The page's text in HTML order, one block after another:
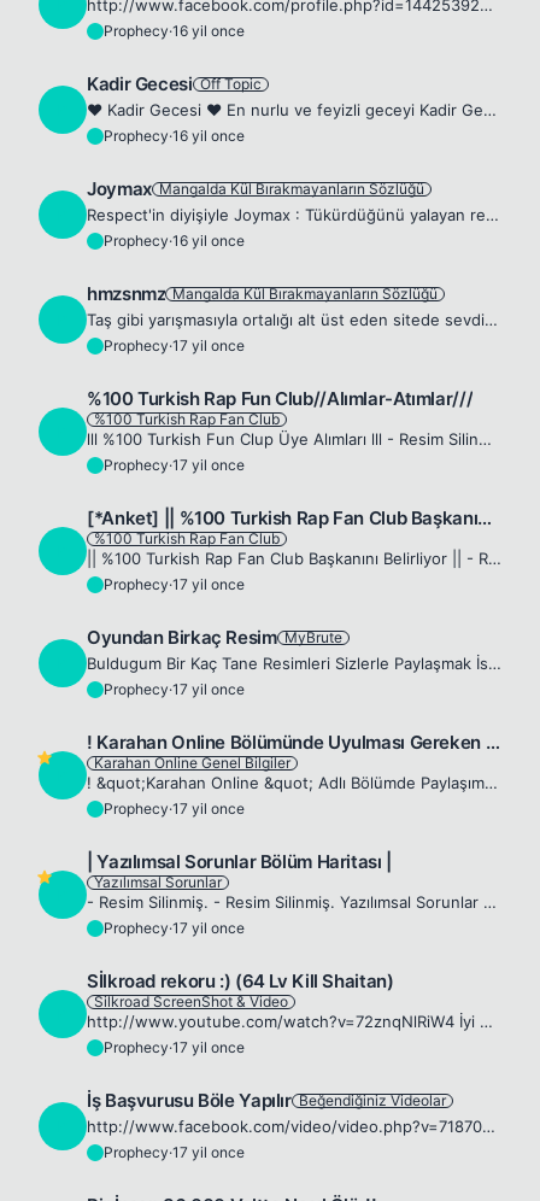
http://www.facebook.com/profile.php?id=1442539229&amp;ref=nf#/video/video.php?v=1027716589741 Yorumlarınız bekliyom 😁
Prophecy·16 yil once
Kadir Gecesi Off Topic
❤️ Kadir Gecesi ❤️ En nurlu ve feyizli geceyi Kadir Gecesinde idrak ederiz. Kur’ân’da adı geçen tek ay Ramazan ayıdır; tek gece de Kadir Gecesidir. Bu bereketli saatlerin şeref ve kıymetini Kâinatın ...
Prophecy·16 yil once
Joymax Mangalda Kül Bırakmayanların Sözlüğü
Respect'in diyişiyle Joymax : Tükürdüğünü yalayan rezil oyun şirketi (Bunun Kadar Anlamlı Bir Cümle Görmedim (: )
Prophecy·16 yil once
hmzsnmz Mangalda Kül Bırakmayanların Sözlüğü
Taş gibi yarışmasıyla ortalığı alt üst eden sitede sevdigim saydığım en kral kişiler arasında yer alan bir abi
Prophecy·17 yil once
%100 Turkish Rap Fun Club//Alımlar-Atımlar///
%100 Turkish Rap Fan Club
lll %100 Turkish Fun Clup Üye Alımları lll - Resim Silinmiş. Resmi Logomuz : yayındadır. Fahri Başkan : Wax Whine Başkan: Prisoners Rank : %100 Turkish Rap Fun Clup Kurallar : %100 Turkish Rap Fub Cl...
Prophecy·17 yil once
[*Anket] || %100 Turkish Rap Fan Club Başkanını Belirliyor |
%100 Turkish Rap Fan Club
|| %100 Turkish Rap Fan Club Başkanını Belirliyor || - Resim Silinmiş. Resmi logomuz:yayındadır Fahri Başkan : Wax Whine %100 Turkish Rap Fan Club Başkanı= ??? Rank : %100 Turkish Rap Fun Clup Kurall...
Prophecy·17 yil once
Oyundan Birkaç Resim MyBrute
Buldugum Bir Kaç Tane Resimleri Sizlerle Paylaşmak İstedim. - Resim Silinmiş.
Prophecy·17 yil once
! Karahan Online Bölümünde Uyulması Gereken Kurallar !
Karahan Online Genel Bilgiler
! &quot;Karahan Online &quot; Adlı Bölümde Paylaşım Yaparken Dikkat Edeceğiniz Kurallar ! 1) Karahan Online ile ilgili olmasına dikkat edin. Karahan Online ile ilgili olsa bile diğer kategorileri göz...
Prophecy·17 yil once
| Yazılımsal Sorunlar Bölüm Haritası |
Yazılımsal Sorunlar
- Resim Silinmiş. - Resim Silinmiş. Yazılımsal Sorunlar Bölüm Haritası Windows 7 Microsoft Hızlı Başlatma ( Speed Launch ) | Yazılımsal Sorunlar Bölüm Haritası | Overclock Nedir ve Nasıl Yapılır? !! ...
Prophecy·17 yil once
Sİlkroad rekoru :) (64 Lv Kill Shaitan)
Silkroad ScreenShot & Video
http://www.youtube.com/watch?v=72znqNlRiW4 İyi Seyirler 🍿
Prophecy·17 yil once
İş Başvurusu Böle Yapılır Beğendiğiniz Videolar
http://www.facebook.com/video/video.php?v=71870856697&amp;ref=nf 😆 🍿
Prophecy·17 yil once